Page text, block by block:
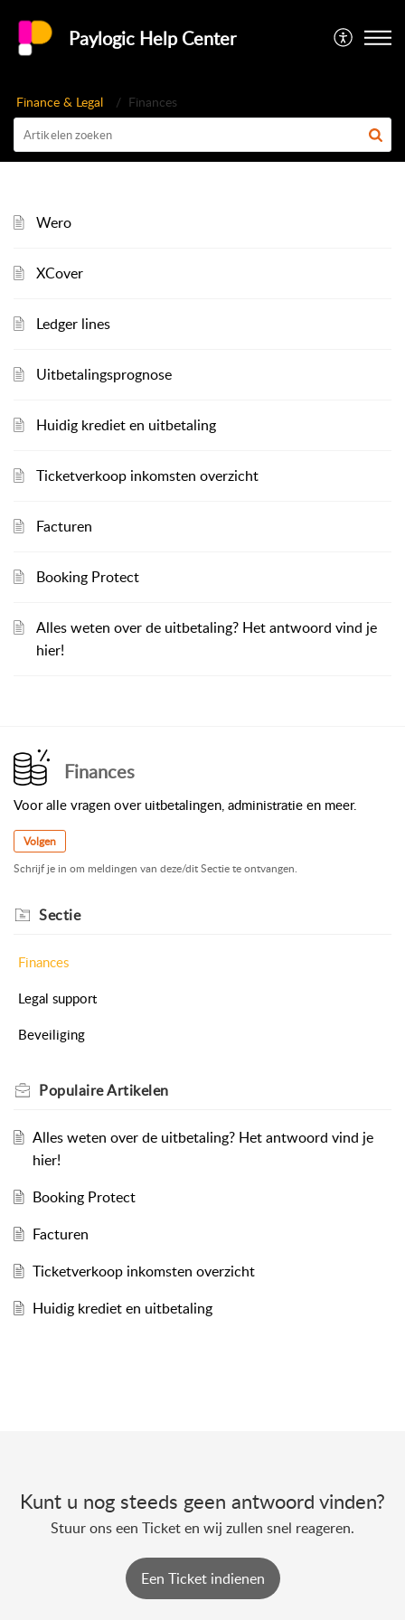
Paylogic Help Center
Finance & Legal Finances
Wero
XCover
Ledger lines
Uitbetalingsprognose
Huidig krediet en uitbetaling
Ticketverkoop inkomsten overzicht
Facturen
Booking Protect
Alles weten over de uitbetaling? Het antwoord vind je
hier!
Finances
Voor alle vragen over uitbetalingen, administratie en meer.
Volgen
Schrijf je in om meldingen van deze/dit Sectie te ontvangen.
Sectie
Finances
Legal support
Beveiliging
PopulaireArtikelen
Alles weten over de uitbetaling? Het antwoord vind je
hier!
Booking Protect
Facturen
Ticketverkoop inkomsten overzicht
Huidig krediet en uitbetaling
Kunt u nog steeds geen antwoord vinden?
Stuur ons een Ticket en wij zullen snel reageren.
Een Ticket indienen